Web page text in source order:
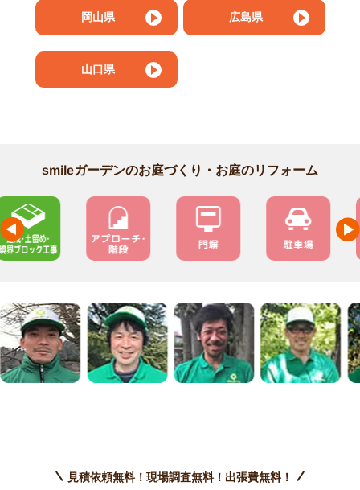
岡山県 広島県
山口県
smileガーデンのお庭づくり・お庭のリフォーム
見積依頼無料！現場調査無料！出張費無料！